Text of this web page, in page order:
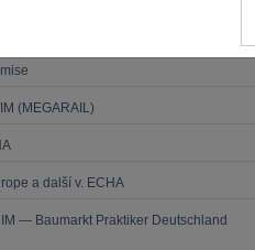
Komise
(MEGARAIL)
a další v. ECHA
— Baumarkt Praktiker Deutschland